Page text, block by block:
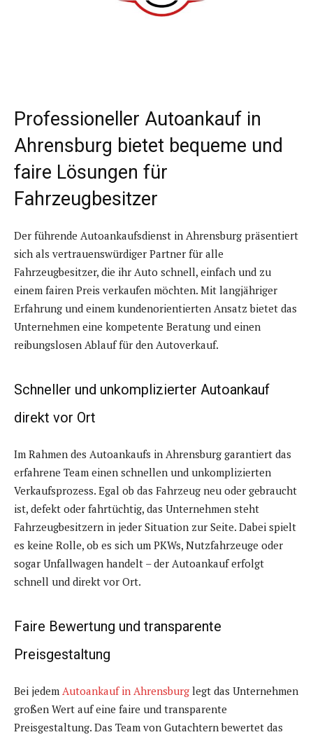
Professioneller Autoankauf in
Ahrensburg bietet bequeme und
faire Lösungen für
Fahrzeugbesitzer
Der führende Autoankaufsdienst in Ahrensburg präsentiert
sich als vertrauenswürdiger Partner für alle
Fahrzeugbesitzer, die ihr Auto schnell, einfach und zu
einem fairen Preis verkaufen möchten. Mit langjähriger
Erfahrung und einem kundenorientierten Ansatz bietet das
Unternehmen eine kompetente Beratung und einen
reibungslosen Ablauf für den Autoverkauf.
Schneller und unkomplizierter Autoankauf
direkt vor Ort
Im Rahmen des Autoankaufs in Ahrensburg garantiert das
erfahrene Team einen schnellen und unkomplizierten
Verkaufsprozess. Egal ob das Fahrzeug neu oder gebraucht
ist, defekt oder fahrtüchtig, das Unternehmen steht
Fahrzeugbesitzern in jeder Situation zur Seite. Dabei spielt
es keine Rolle, ob es sich um PKWs, Nutzfahrzeuge oder
sogar Unfallwagen handelt – der Autoankauf erfolgt
schnell und direkt vor Ort.
Faire Bewertung und transparente
Preisgestaltung
Bei jedem Autoankauf in Ahrensburg legt das Unternehmen
großen Wert auf eine faire und transparente
Preisgestaltung. Das Team von Gutachtern bewertet das